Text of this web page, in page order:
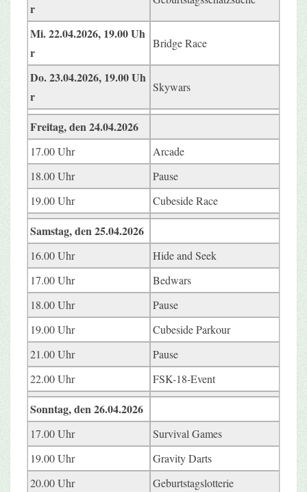
r
Mi. 22.04.2026, 19.00 Uh
r
Bridge Race
Do. 23.04.2026, 19.00 Uh
r
Skywars
Freitag, den 24.04.2026
17.00 Uhr
Arcade
18.00 Uhr
Pause
19.00 Uhr
Cubeside Race
Samstag, den 25.04.2026
16.00 Uhr
Hide and Seek
17.00 Uhr
Bedwars
18.00 Uhr
Pause
19.00 Uhr
Cubeside Parkour
21.00 Uhr
Pause
22.00 Uhr
FSK-18-Event
Sonntag, den 26.04.2026
17.00 Uhr
Survival Games
19.00 Uhr
Gravity Darts
20.00 Uhr
Geburtstagslotterie